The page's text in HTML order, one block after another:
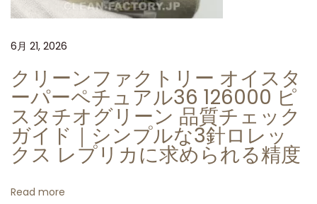
ブ
違
い
を
見
極
め
る
方
6月 21, 2026
クリーンファクトリー オイスタ
ーパーペチュアル36 126000 ピ
スタチオグリーン 品質チェック
ガイド｜シンプルな3針ロレッ
クス レプリカに求められる精度
Read more